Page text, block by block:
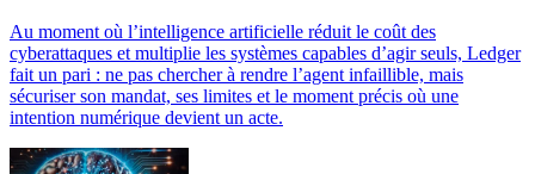
Au moment où l’intelligence artificielle réduit le coût des
cyberattaques et multiplie les systèmes capables d’agir seuls, Ledger
fait un pari : ne pas chercher à rendre l’agent infaillible, mais
sécuriser son mandat, ses limites et le moment précis où une
intention numérique devient un acte.